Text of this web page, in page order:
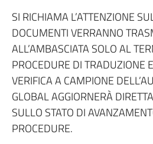
SI RICHIAMA L’ATTENZIONE
DOCUMENTI VERRANNO
ALL’AMBASCIATA SOLO AL
PROCEDURE DI TRADUZIONE
VERIFICA A CAMPIONE
GLOBAL AGGIORNERÀ
SULLO STATO DI
PROCEDURE.